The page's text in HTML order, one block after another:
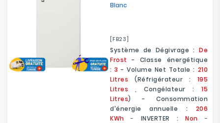
&
Loisirs
Blanc
[FB23]
Système de Dégivrage : De
Frost - Classe énergétique
: 3 - Volume Net Totale : 210
Litres (Réfrigérateur : 195
Litres , Congélateur : 15
Litres) - Consommation
d'énergie annuelle : 206
KWh- INVERTER :Non-